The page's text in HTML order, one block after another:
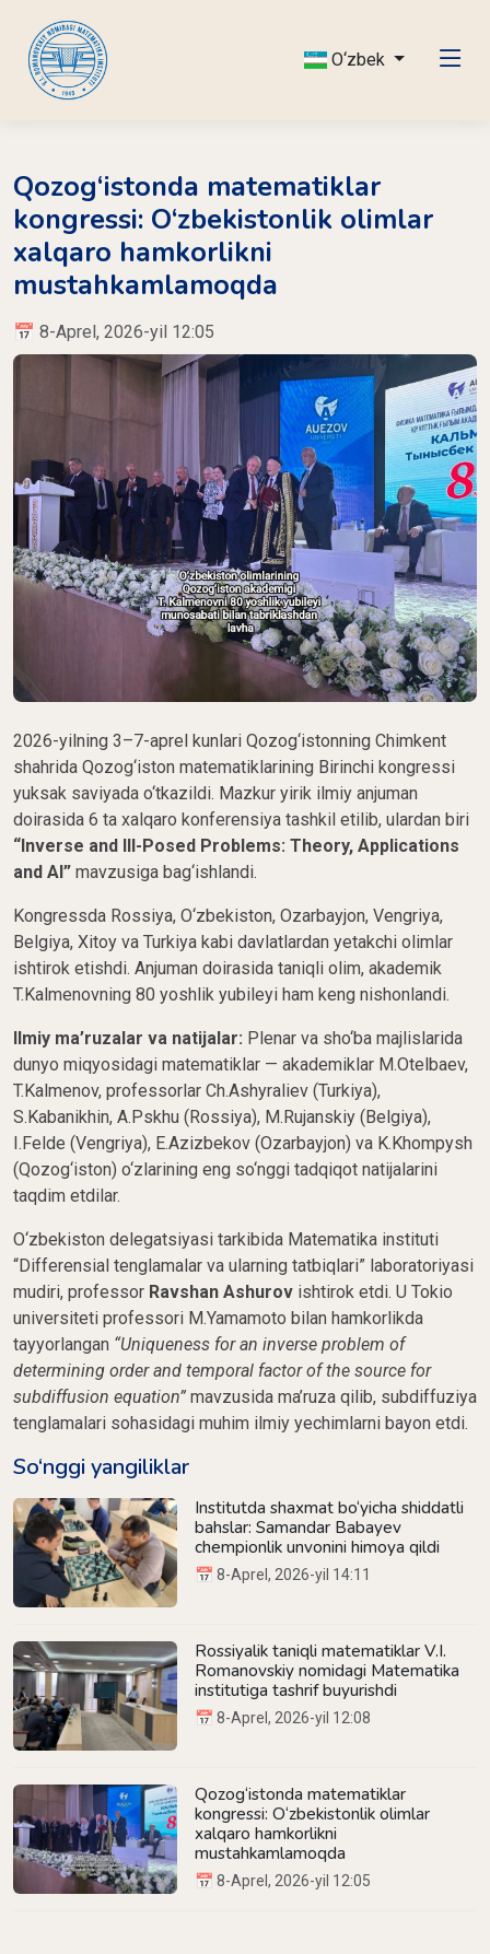
O‘zbek
Qozog‘istonda matematiklar
kongressi: O‘zbekistonlik olimlar
xalqaro hamkorlikni
mustahkamlamoqda
📅 8-Aprel, 2026-yil 12:05
2026-yilning 3–7-aprel kunlari Qozog‘istonning Chimkent
shahrida Qozog‘iston matematiklarining Birinchi kongressi
yuksak saviyada o‘tkazildi. Mazkur yirik ilmiy anjuman
doirasida 6 ta xalqaro konferensiya tashkil etilib, ulardan biri
“Inverse and Ill-Posed Problems: Theory, Applications
and AI” mavzusiga bag‘ishlandi.
Kongressda Rossiya, O‘zbekiston, Ozarbayjon, Vengriya,
Belgiya, Xitoy va Turkiya kabi davlatlardan yetakchi olimlar
ishtirok etishdi. Anjuman doirasida taniqli olim, akademik
T.Kalmenovning 80 yoshlik yubileyi ham keng nishonlandi.
Ilmiy ma’ruzalar va natijalar: Plenar va sho‘ba majlislarida
dunyo miqyosidagi matematiklar — akademiklar M.Otelbaev,
T.Kalmenov, professorlar Ch.Ashyraliev (Turkiya),
S.Kabanikhin, A.Pskhu (Rossiya), M.Rujanskiy (Belgiya),
I.Felde (Vengriya), E.Azizbekov (Ozarbayjon) va K.Khompysh
(Qozog‘iston) o‘zlarining eng so‘nggi tadqiqot natijalarini
taqdim etdilar.
O‘zbekiston delegatsiyasi tarkibida Matematika instituti
“Differensial tenglamalar va ularning tatbiqlari” laboratoriyasi
mudiri, professor Ravshan Ashurov ishtirok etdi. U Tokio
universiteti professori M.Yamamoto bilan hamkorlikda
tayyorlangan “Uniqueness for an inverse problem of
determining order and temporal factor of the source for
subdiffusion equation” mavzusida ma’ruza qilib, subdiffuziya
tenglamalari sohasidagi muhim ilmiy yechimlarni bayon etdi.
So‘nggi yangiliklar
Institutda shaxmat bo‘yicha shiddatli
bahslar: Samandar Babayev
chempionlik unvonini himoya qildi
📅 8-Aprel, 2026-yil 14:11
Rossiyalik taniqli matematiklar V.I.
Romanovskiy nomidagi Matematika
institutiga tashrif buyurishdi
📅 8-Aprel, 2026-yil 12:08
Qozog‘istonda matematiklar
kongressi: O‘zbekistonlik olimlar
xalqaro hamkorlikni
mustahkamlamoqda
📅 8-Aprel, 2026-yil 12:05